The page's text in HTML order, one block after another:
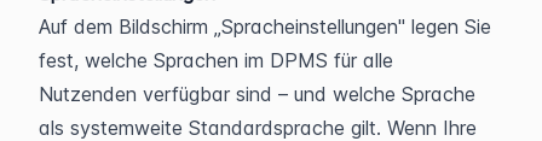
Auf dem Bildschirm „Spracheinstellungen" legen Sie
fest, welche Sprachen im DPMS für alle
Nutzenden verfügbar sind – und welche Sprache
als systemweite Standardsprache gilt. Wenn Ihre